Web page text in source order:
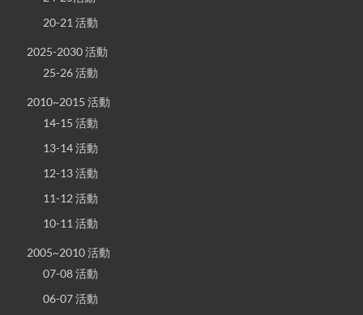
20-21 活動
2025-2030 活動
25-26 活動
2010~2015 活動
14-15 活動
13-14 活動
12-13 活動
11-12 活動
10-11 活動
2005~2010 活動
07-08 活動
06-07 活動